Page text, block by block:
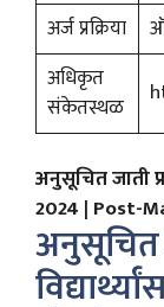
अर्ज प्रक्रिया
अधिकृत
संकेतस्थळ
अनुसूचित जाती
2024 | Post-
अनुसूचित